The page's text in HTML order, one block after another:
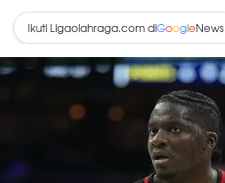
Ikuti Ligaolahraga.com diGoogleNews